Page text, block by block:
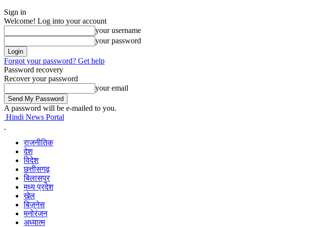
Sign in
Welcome! Log into your account
your username
your password
Forgot your password? Get help
Password recovery
Recover your password
your email
A password will be e-mailed to you.
Hindi News Portal
राजनीतिक
देश
विदेश
छत्तीसगढ़
बिलासपुर
मध्य प्रदेश
खेल
बिज़नेस
मनोरंजन
अध्यात्म